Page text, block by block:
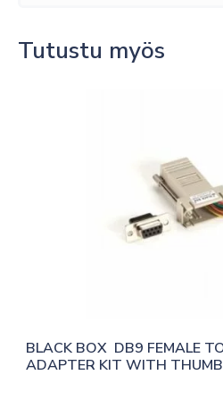
BLACK
Tutustu myös
BLACK BOX  DB9 FEMALE
ADAPTER KIT WITH